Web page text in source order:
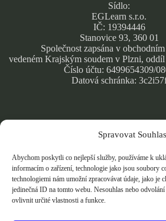
Spravovat Souhlas
Abychom poskytli co nejlepší služby, používáme k
informacím o zařízení, technologie jako jsou soubory
technologiemi nám umožní zpracovávat údaje, jako je
jedinečná ID na tomto webu. Nesouhlas nebo
ovlivnit určité vlastnosti a funkce.
Sídlo:
EGLearn s.r.o.
IČ: 19394446
Stanovice 93, 360 01
Společnost zapsána v
vedeném Krajským soudem v Plzni,
Číslo účtu: 6499654309/
Datová schránka:
Zásady ochrany
Cookie Policy